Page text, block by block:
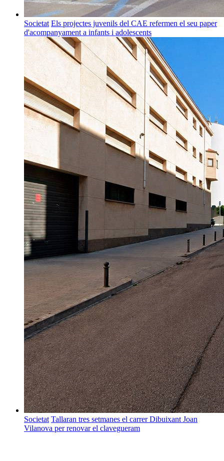
Societat Els projectes juvenils del CAE refermen el seu paper
d'acompanyament a infants i adolescents
Societat Tallaran tres setmanes el carrer Dibuixant Joan
Vilanova per renovar el clavegueram